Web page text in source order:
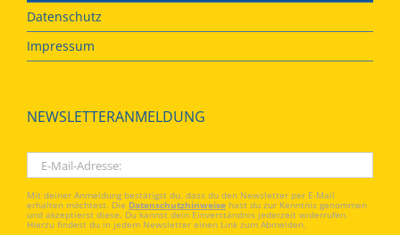
Datenschutz
Impressum
NEWSLETTERANMELDUNG
Mit deiner Anmeldung bestätigst du, dass du den Newsletter per E-Mail
erhalten möchtest. Die Datenschutzhinweise hast du zur Kenntnis genommen
und akzeptierst diese. Du kannst dein Einverständnis jederzeit widerrufen.
Hierzu findest du in jedem Newsletter einen Link zum Abmelden.